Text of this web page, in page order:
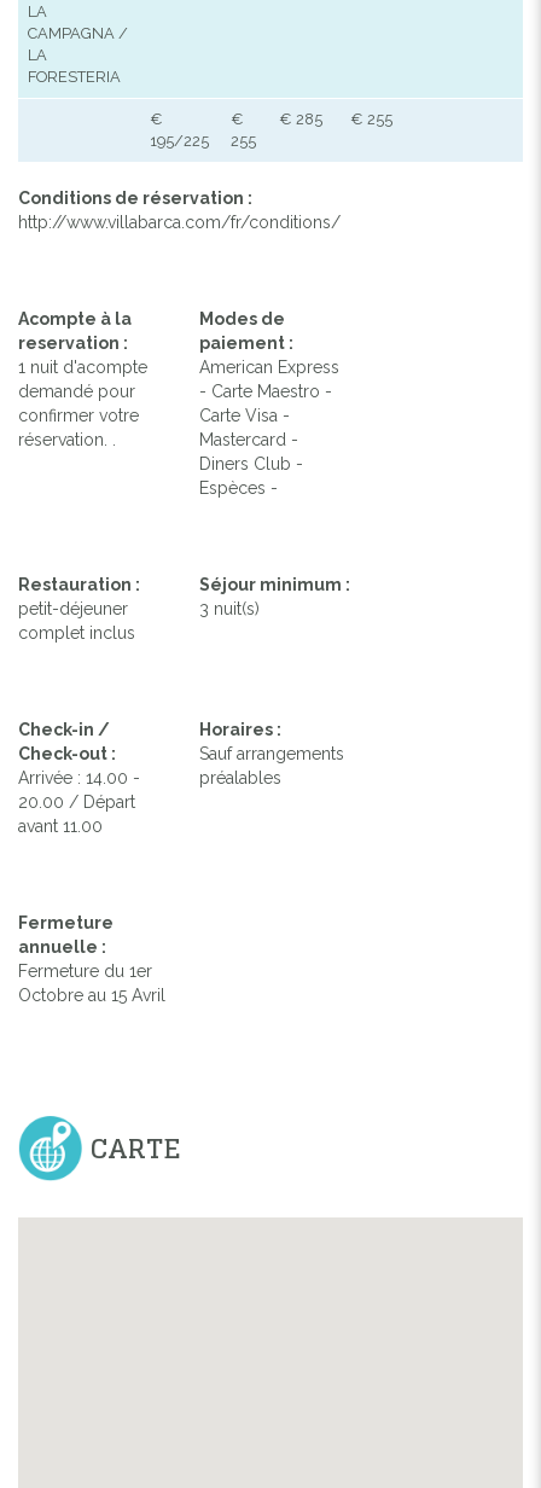
LA
CAMPAGNA /
LA
FORESTERIA
€
195/225
€
255
€ 285 € 255
Conditions de réservation :
http://www.villabarca.com/fr/conditions/
Acompte à la
reservation :
1 nuit d'acompte
demandé pour
confirmer votre
réservation. .
Modes de
paiement :
American Express
- Carte Maestro -
Carte Visa -
Mastercard -
Diners Club -
Espèces -
Restauration :
petit-déjeuner
complet inclus
Séjour minimum :
3 nuit(s)
Check-in /
Check-out :
Arrivée : 14.00 -
20.00 / Départ
avant 11.00
Horaires :
Sauf arrangements
préalables
Fermeture
annuelle :
Fermeture du 1er
Octobre au 15 Avril
CARTE